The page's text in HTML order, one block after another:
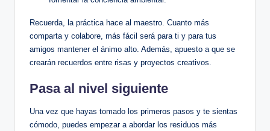
Recuerda, la práctica hace al maestro. Cuanto más
comparta y colabore, más fácil será para ti y para tus
amigos mantener el ánimo alto. Además, apuesto a que se
crearán recuerdos entre risas y proyectos creativos.
Pasa al nivel siguiente
Una vez que hayas tomado los primeros pasos y te sientas
cómodo, puedes empezar a abordar los residuos más